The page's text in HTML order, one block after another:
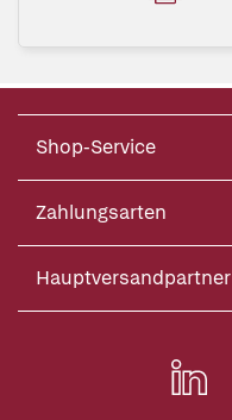
Shop-Service
Zahlungsarten
Hauptversandpartner